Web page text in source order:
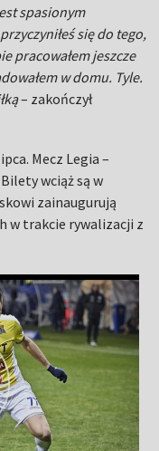
spasionym
się do tego,
pracowałem jeszcze
w domu. Tyle.
– zakończył
Mecz Legia –
wciąż są w
zainaugurują
w trakcie rywalizacji z